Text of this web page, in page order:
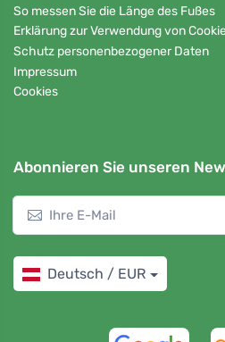
So messen Sie die Länge des Fußes
Erklärung zur Verwendung von
Schutz personenbezogener Daten
Impressum
Cookies
Abonnieren Sie unseren
Deutsch / EUR